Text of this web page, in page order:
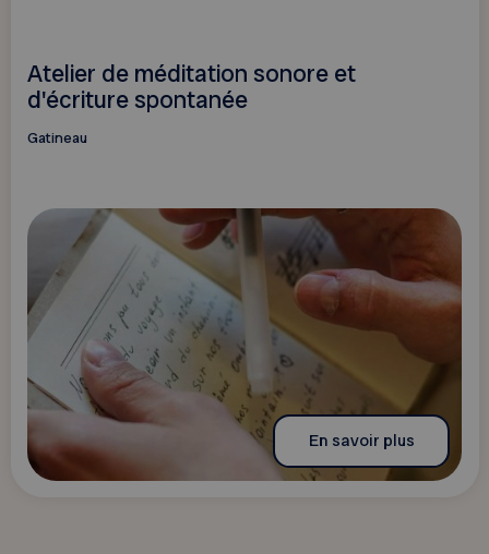
Atelier de méditation sonore et
d'écriture spontanée
Gatineau
En savoir plus